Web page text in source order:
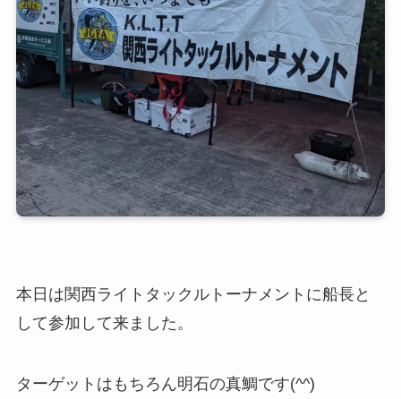
本日は関西ライトタックルトーナメントに船長と
して参加して来ました。
ターゲットはもちろん明石の真鯛です(^^)